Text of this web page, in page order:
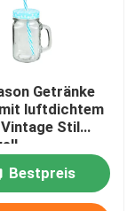
Getränke
luftdichtem
Stil
Bestpreis